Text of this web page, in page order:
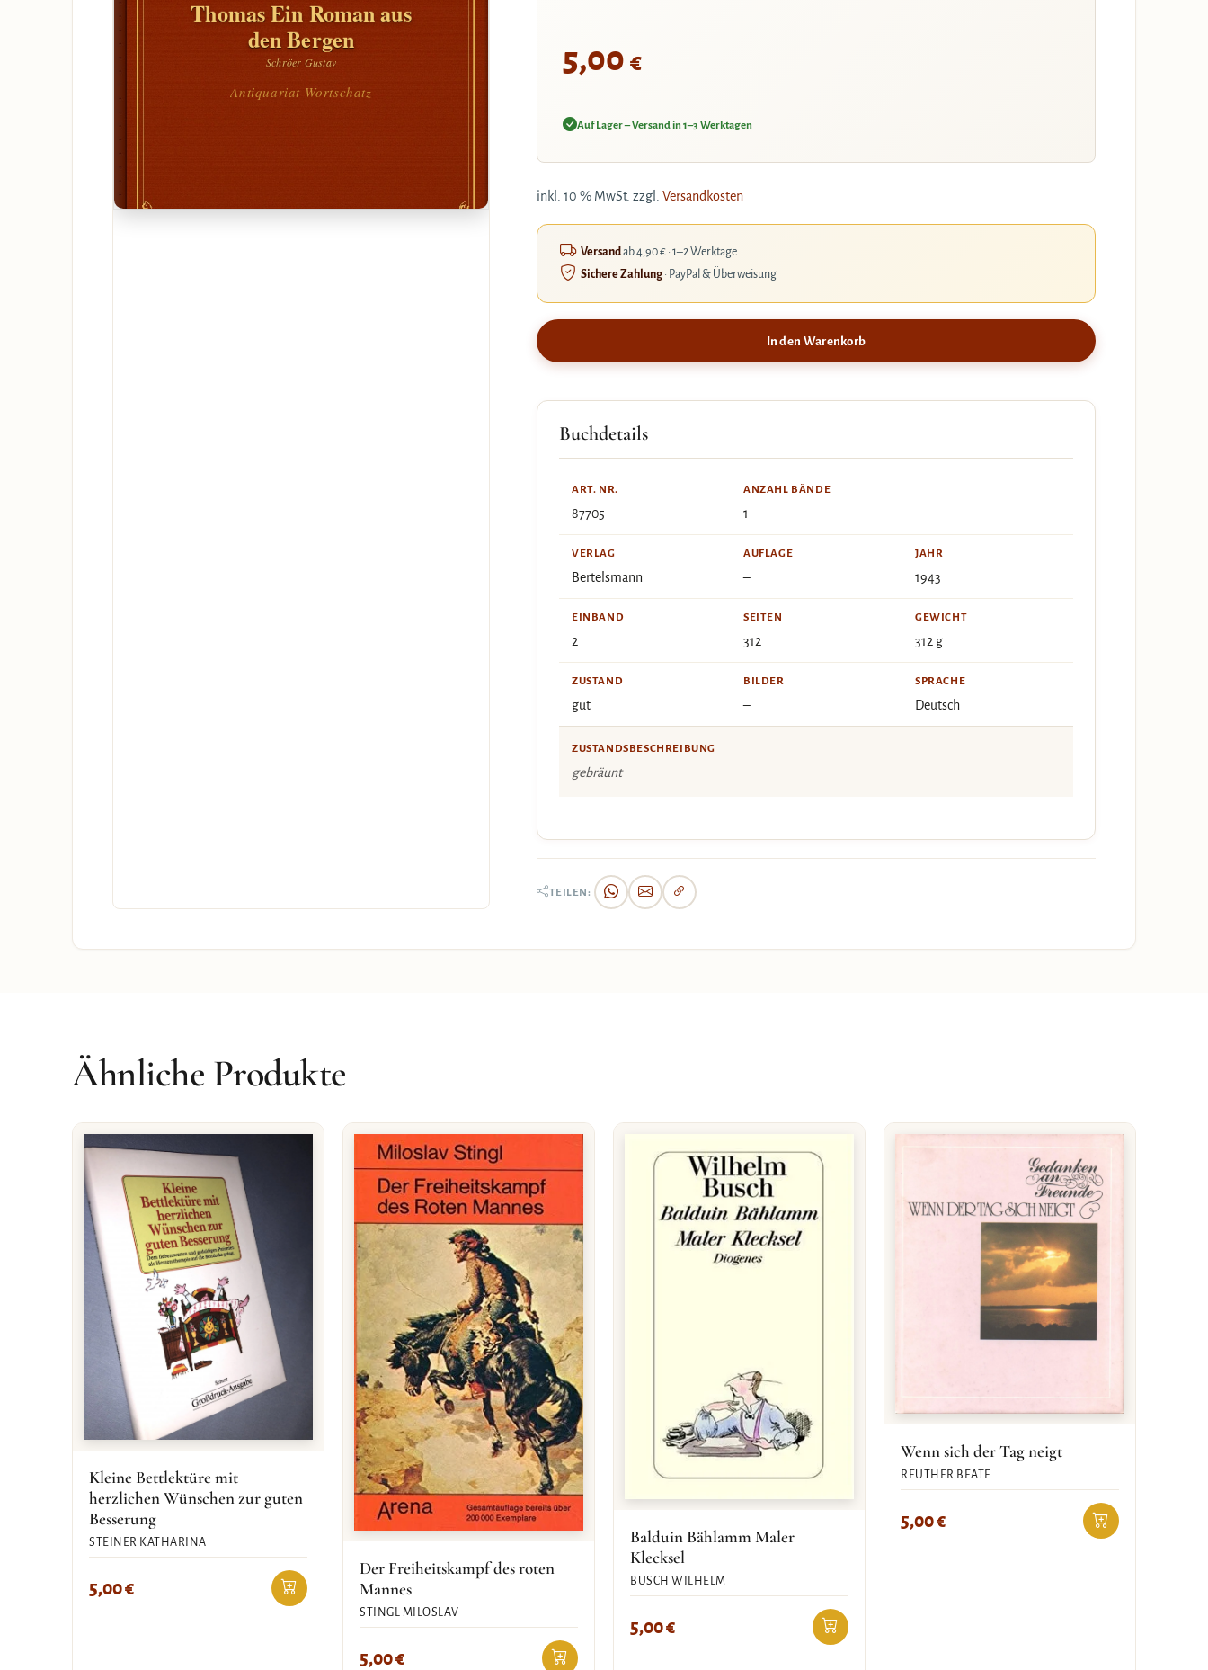
Thomas Ein Roman aus
den Bergen
Schröer Gustav
Antiquariat Wortschatz
5,00 €
Auf Lager – Versand in 1–3 Werktagen
inkl. 10 % MwSt. zzgl. Versandkosten
Versandab 4,90 € · 1–2 Werktage
Sichere Zahlung· PayPal & Überweisung
In den Warenkorb
Buchdetails
ART. NR.
87705
ANZAHL BÄNDE
1
VERLAG
Bertelsmann
AUFLAGE
–
JAHR
1943
EINBAND
2
SEITEN
312
GEWICHT
312 g
ZUSTAND
gut
BILDER
–
SPRACHE
Deutsch
ZUSTANDSBESCHREIBUNG
gebräunt
TEILEN:
Ähnliche Produkte
Kleine Bettlektüre mit
herzlichen Wünschen zur guten
Besserung
STEINER KATHARINA
5,00€
Der Freiheitskampf des roten
Mannes
STINGL MILOSLAV
5,00€
Balduin Bählamm Maler
Klecksel
BUSCH WILHELM
5,00€
Wenn sich der Tag neigt
REUTHER BEATE
5,00€